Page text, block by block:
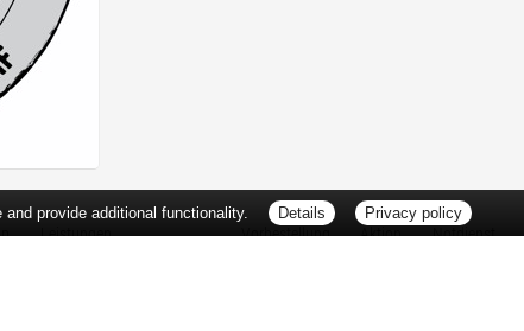
Leistungen Vorbestellung Aktion Notdienst
provide additional functionality. Details Privacy policy